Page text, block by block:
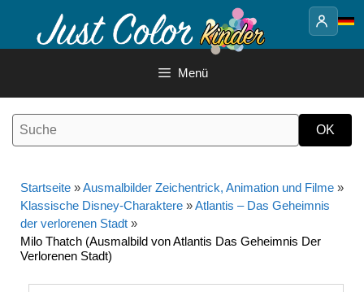
Inhalt
Menü
Startseite »Ausmalbilder Zeichentrick, Animation und Filme »
Klassische Disney-Charaktere »Atlantis – Das Geheimnis
der verlorenen Stadt »
Milo Thatch (Ausmalbild von Atlantis Das Geheimnis Der
Verlorenen Stadt)